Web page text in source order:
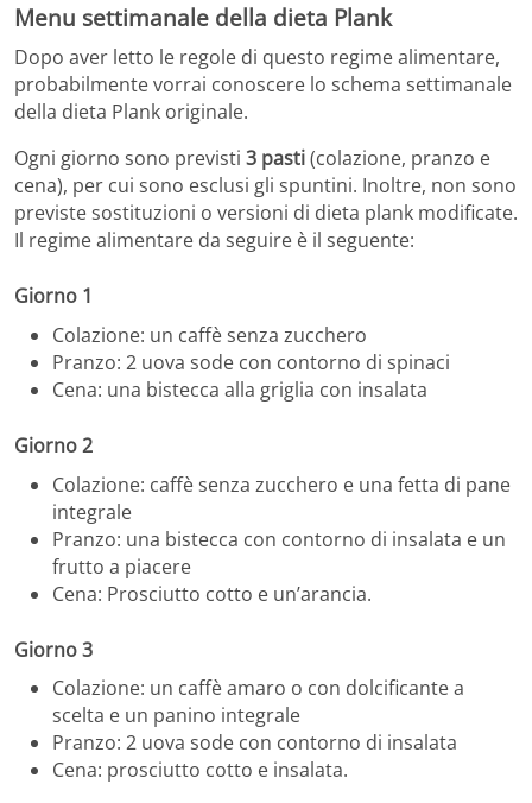
Menu settimanale della dieta Plank
Dopo aver letto le regole di questo regime alimentare,
probabilmente vorrai conoscere lo schema settimanale
della dieta Plank originale.
Ogni giorno sono previsti 3 pasti(colazione, pranzo e
cena), per cui sono esclusi gli spuntini. Inoltre, non sono
previste sostituzioni o versioni di dieta plank modificate.
Il regime alimentare da seguire è il seguente:
Giorno 1
Colazione: un caffè senza zucchero
Pranzo: 2 uova sode con contorno di spinaci
Cena: una bistecca alla griglia con insalata
Giorno 2
Colazione: caffè senza zucchero e una fetta di pane
integrale
Pranzo: una bistecca con contorno di insalata e un
frutto a piacere
Cena: Prosciutto cotto e un’arancia.
Giorno 3
Colazione: un caffè amaro o con dolcificante a
scelta e un panino integrale
Pranzo: 2 uova sode con contorno di insalata
Cena: prosciutto cotto e insalata.